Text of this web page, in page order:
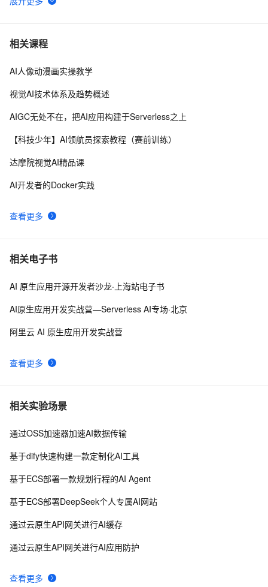
6 阿里云通义千问大模型最新功能介绍
7 最新版通义千问（Qwen3.7-Max）功能介绍
8 阿里云千问大模型详细介绍：包含模型、应用场景、模
10阿里云Qwen3.8-Max-Preview介绍：核心能力、适用
相关课程
查看更多
AI人像动漫画实操教学
视觉AI技术体系及趋势概述
AIGC无处不在，把AI应用构建于Serverless之上
【科技少年】AI领航员探索教程（赛前训练）
达摩院视觉AI精品课
AI开发者的Docker实践
相关电子书
查看更多
AI 原生应用开源开发者沙龙·上海站电子书
AI原生应用开发实战营—Serverless AI专场·北京
阿里云 AI 原生应用开发实战营
相关实验场景
查看更多
通过OSS加速器加速AI数据传输
基于dify快速构建一款定制化AI工具
基于ECS部署一款规划行程的AI Agent
基于ECS部署DeepSeek个人专属AI网站
通过云原生API网关进行AI缓存
通过云原生API网关进行AI应用防护